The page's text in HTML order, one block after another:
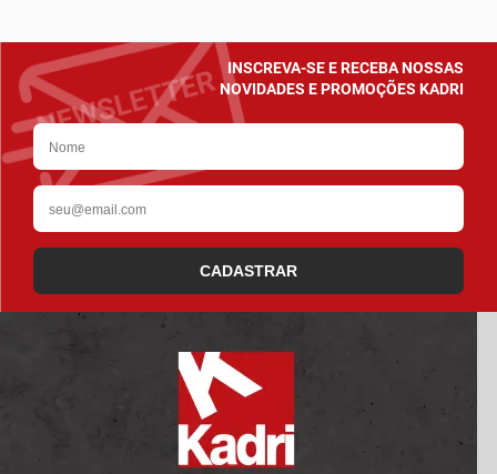
INSCREVA-SE E RECEBA NOSSAS
NOVIDADES E PROMOÇÕES KADRI
CADASTRAR